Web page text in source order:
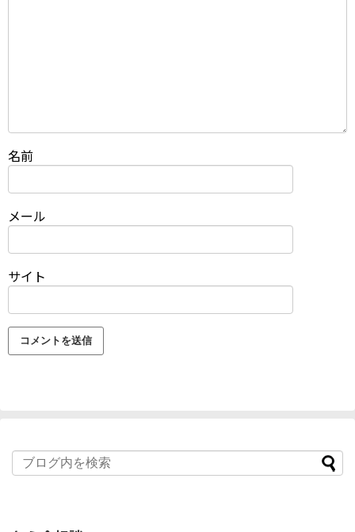
名前
メール
サイト